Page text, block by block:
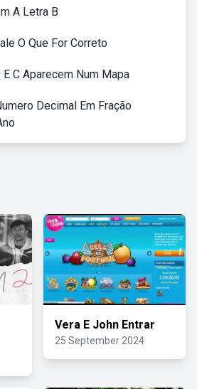
A Letra B
O Que For Correto
C Aparecem Num Mapa
Decimal Em Fração
Vera E John Entrar
25 September 2024